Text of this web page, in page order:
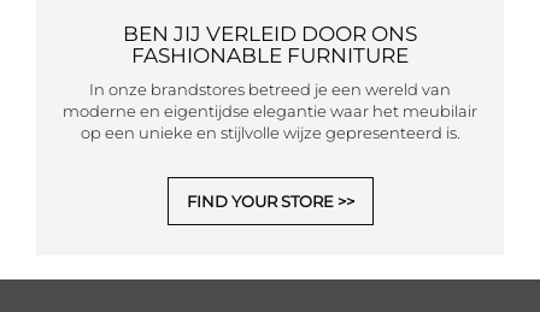
BEN JIJ VERLEID DOOR ONS
FASHIONABLE FURNITURE
In onze brandstores betreed je een wereld van
moderne en eigentijdse elegantie waar het meubilair
op een unieke en stijlvolle wijze gepresenteerd is.
FIND YOUR STORE